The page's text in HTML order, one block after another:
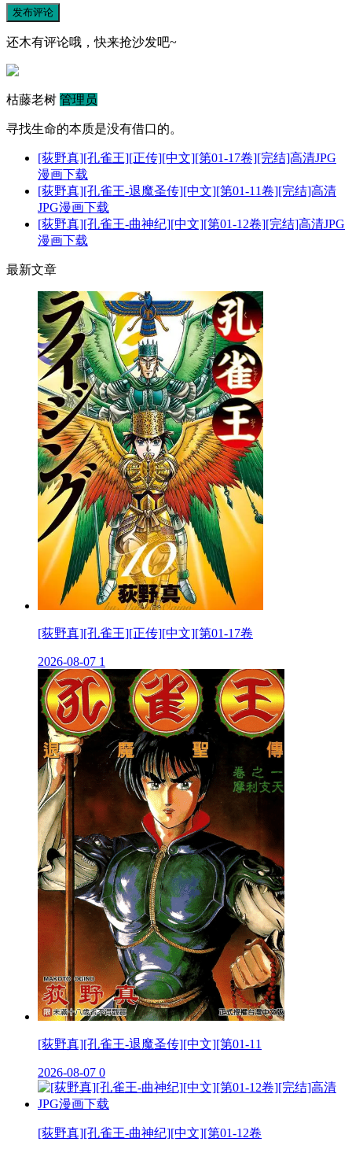
发布评论
还木有评论哦，快来抢沙发吧~
枯藤老树 管理员
寻找生命的本质是没有借口的。
[荻野真][孔雀王][正传][中文][第01-17卷][完结]高清JPG
漫画下载
[荻野真][孔雀王-退魔圣传][中文][第01-11卷][完结]高清
JPG漫画下载
[荻野真][孔雀王-曲神纪][中文][第01-12卷][完结]高清JPG
漫画下载
最新文章
[荻野真][孔雀王][正传][中文][第01-17卷
2026-08-07 1
[荻野真][孔雀王-退魔圣传][中文][第01-11
2026-08-07 0
[荻野真][孔雀王-曲神纪][中文][第01-12卷